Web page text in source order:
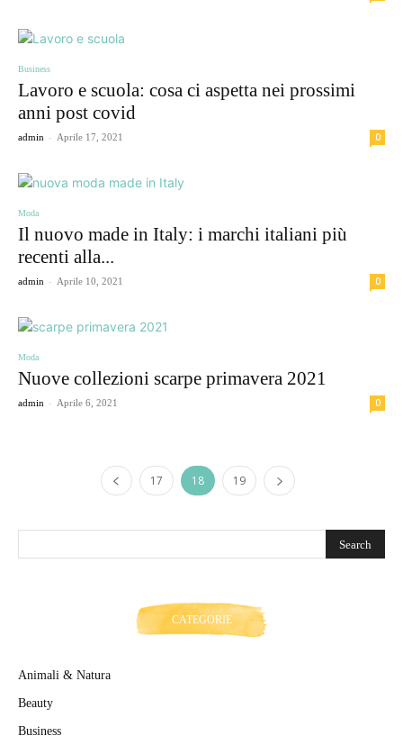
Business
Lavoro e scuola: cosa ci aspetta nei prossimi
anni post covid
admin - Aprile 17, 2021 0
Moda
Il nuovo made in Italy: i marchi italiani più
recenti alla...
admin - Aprile 10, 2021 0
Moda
Nuove collezioni scarpe primavera 2021
admin - Aprile 6, 2021 0
17 18 19
CATEGORIE
Animali & Natura
Beauty
Business